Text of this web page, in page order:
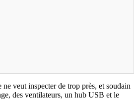
veut inspecter de trop près, et soudain
des ventilateurs, un hub USB et le